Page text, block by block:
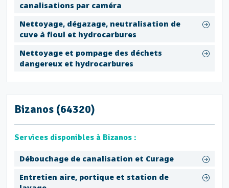
canalisations par caméra
Nettoyage, dégazage, neutralisation de
cuve à fioul et hydrocarbures
Nettoyage et pompage des déchets
dangereux et hydrocarbures
Bizanos (64320)
Services disponibles à Bizanos :
Débouchage de canalisation et Curage
Entretien aire, portique et station de